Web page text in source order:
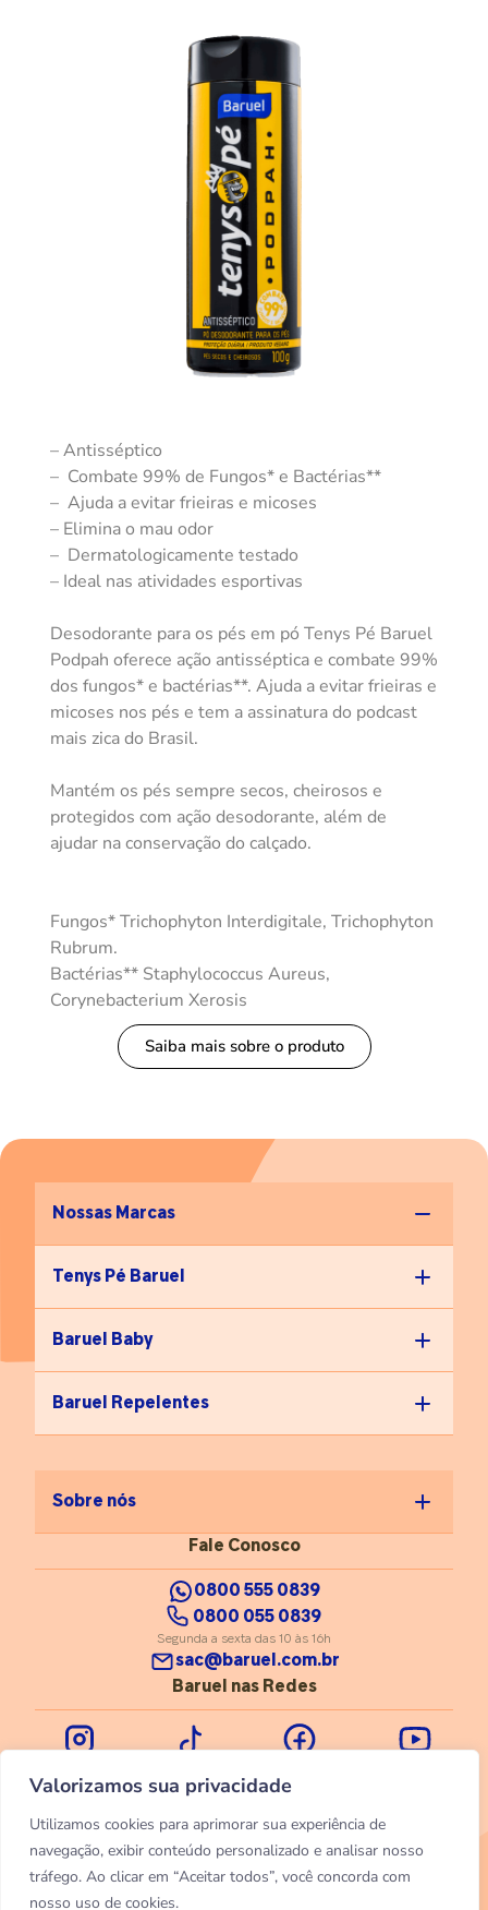
Valorizamos sua privacidade
Utilizamos cookies para aprimorar sua experiência de
navegação, exibir conteúdo personalizado e analisar nosso
tráfego. Ao clicar em “Aceitar todos”, você concorda com
nosso uso de cookies.
– Antisséptico
– Combate 99% de Fungos* e Bactérias**
– Ajuda a evitar frieiras e micoses
– Elimina o mau odor
– Dermatologicamente testado
– Ideal nas atividades esportivas
Desodorante para os pés em pó Tenys Pé Baruel
Podpah oferece ação antisséptica e combate 99%
dos fungos* e bactérias**. Ajuda a evitar frieiras e
micoses nos pés e tem a assinatura do podcast
mais zica do Brasil.
Mantém os pés sempre secos, cheirosos e
protegidos com ação desodorante, além de
ajudar na conservação do calçado.
Fungos* Trichophyton Interdigitale, Trichophyton
Rubrum.
Bactérias** Staphylococcus Aureus,
Corynebacterium Xerosis
Saiba mais sobre o produto
Nossas Marcas
Tenys Pé Baruel
Baruel Baby
Baruel Repelentes
Sobre nós
Fale Conosco
0800 555 0839
0800 055 0839
Segunda a sexta das 10 às 16h
sac@baruel.com.br
Baruel nas Redes